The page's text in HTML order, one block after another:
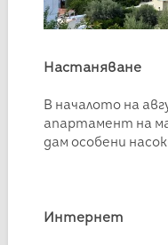
Настаняване
В началото на
апартамент на
дам особени
Интернет